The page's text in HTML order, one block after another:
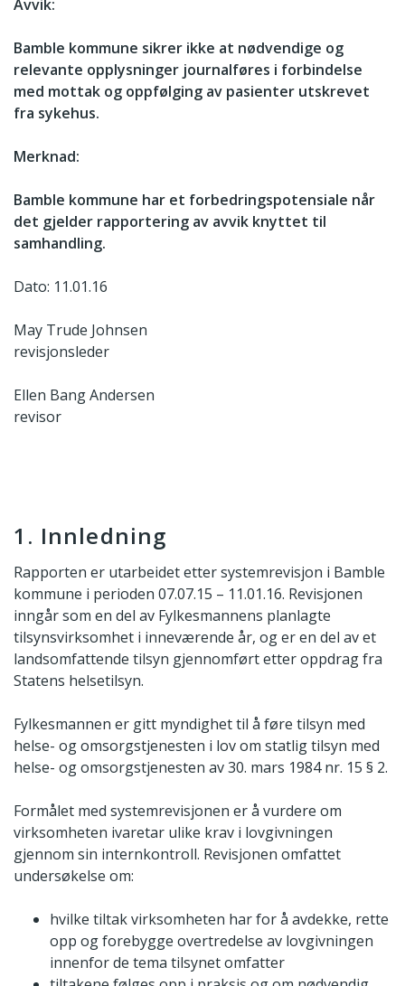
Avvik:
Bamble kommune sikrer ikke at nødvendige og
relevante opplysninger journalføres i forbindelse
med mottak og oppfølging av pasienter utskrevet
fra sykehus.
Merknad:
Bamble kommune har et forbedringspotensiale når
det gjelder rapportering av avvik knyttet til
samhandling.
Dato: 11.01.16
May Trude Johnsen
revisjonsleder
Ellen Bang Andersen
revisor
1. Innledning
Rapporten er utarbeidet etter systemrevisjon i Bamble
kommune i perioden 07.07.15 – 11.01.16. Revisjonen
inngår som en del av Fylkesmannens planlagte
tilsynsvirksomhet i inneværende år, og er en del av et
landsomfattende tilsyn gjennomført etter oppdrag fra
Statens helsetilsyn.
Fylkesmannen er gitt myndighet til å føre tilsyn med
helse- og omsorgstjenesten i lov om statlig tilsyn med
helse- og omsorgstjenesten av 30. mars 1984 nr. 15 § 2.
Formålet med systemrevisjonen er å vurdere om
virksomheten ivaretar ulike krav i lovgivningen
gjennom sin internkontroll. Revisjonen omfattet
undersøkelse om:
hvilke tiltak virksomheten har for å avdekke, rette
opp og forebygge overtredelse av lovgivningen
innenfor de tema tilsynet omfatter